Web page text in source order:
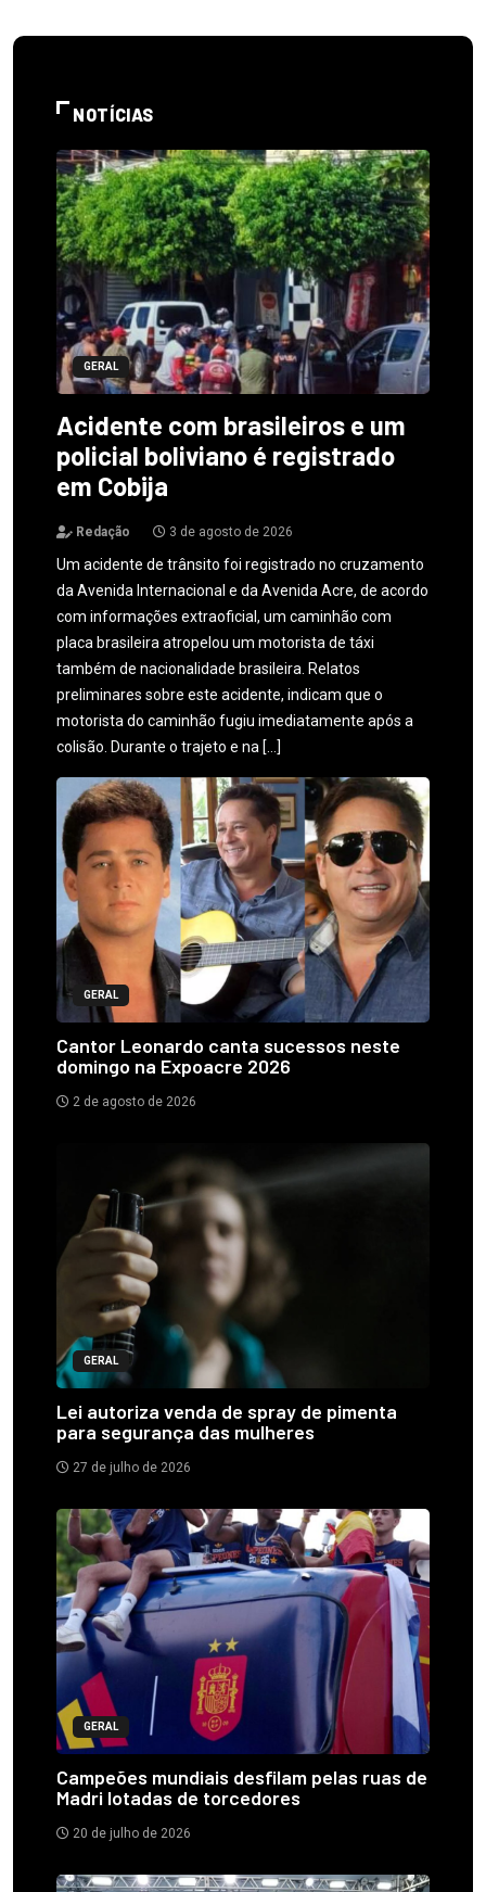
NOTÍCIAS
GERAL
Acidente com brasileiros e um
policial boliviano é registrado
em Cobija
Redação 3 de agosto de 2026
Um acidente de trânsito foi registrado no cruzamento
da Avenida Internacional e da Avenida Acre, de acordo
com informações extraoficial, um caminhão com
placa brasileira atropelou um motorista de táxi
também de nacionalidade brasileira. Relatos
preliminares sobre este acidente, indicam que o
motorista do caminhão fugiu imediatamente após a
colisão. Durante o trajeto e na […]
GERAL
Cantor Leonardo canta sucessos neste
domingo na Expoacre 2026
2 de agosto de 2026
GERAL
Lei autoriza venda de spray de pimenta
para segurança das mulheres
27 de julho de 2026
GERAL
Campeões mundiais desfilam pelas ruas de
Madri lotadas de torcedores
20 de julho de 2026